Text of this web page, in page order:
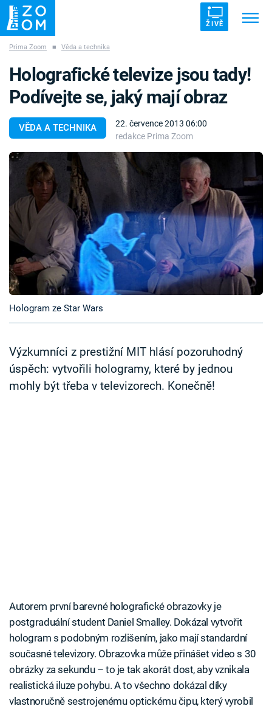
ŽIVĚ
ZÁHADY VETŘELCI DÁVNOVĚKU
Témata
Témata
Pořady
TV Program
Časopis
Sledujte prima+
Přihlášení
Prima Zoom ■ Věda a technika
VĚDA A TECHNIKA
22. července 2013 06:00
redakce Prima Zoom
Holografické televize jsou tady!
Podívejte se, jaký mají obraz
Hologram ze Star Wars
Výzkumníci z prestižní MIT hlásí pozoruhodný
úspěch: vytvořili hologramy, které by jednou
mohly být třeba v televizorech. Konečně!
Autorem první barevné holografické obrazovky je
postgraduální student Daniel Smalley. Dokázal vytvořit
hologram s podobným rozlišením, jako mají standardní
současné televizory. Obrazovka může přinášet video s 30
obrázky za sekundu – to je tak akorát dost, aby vznikala
realistická iluze pohybu. A to všechno dokázal díky
vlastnoručně sestrojenému optickému čipu, který vyrobil